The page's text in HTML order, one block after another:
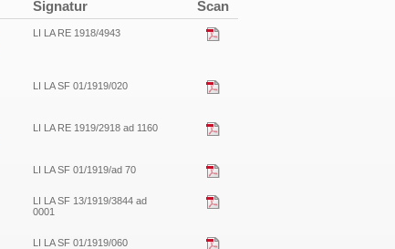
Signatur Scan
LI LA RE 1918/4943
LI LA SF 01/1919/020
LI LA RE 1919/2918 ad 1160
LI LA SF 01/1919/ad 70
LI LA SF 13/1919/3844 ad
0001
LI LA SF 01/1919/060